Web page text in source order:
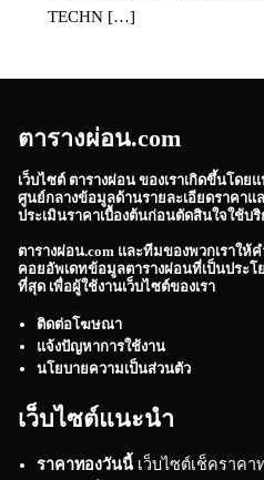
TECHN […]
ตารางผ่อน.com
เว็บไซต์ ตารางผ่อน ของเราเกิดขึ้นโดย
ศูนย์กลางข้อมูลด้านรายละเอียดราคาแ
ประเมินราคาเบื้องต้นก่อนตัดสินใจใช้บริ
ตารางผ่อน.com และทีมของพวกเราให้
คอยอัพเดทข้อมูลตารางผ่อนที่เป็นประโ
ที่สุด เพื่อผู้ใช้งานเว็บไซต์ของเรา
ติดต่อโฆษณา
แจ้งปัญหาการใช้งาน
นโยบายความเป็นส่วนตัว
เว็บไซต์แนะนำ
ราคาทองวันนี้ เว็บไซต์เช็คราคา